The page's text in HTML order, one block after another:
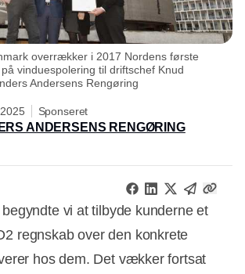
overrækker i 2017 Nordens første
vinduespolering til driftschef Knud
Andersens Rengøring
Sponseret
ANDERSENS RENGØRING
vi at tilbyde kunderne et
regnskab over den konkrete
hos dem. Det vækker fortsat